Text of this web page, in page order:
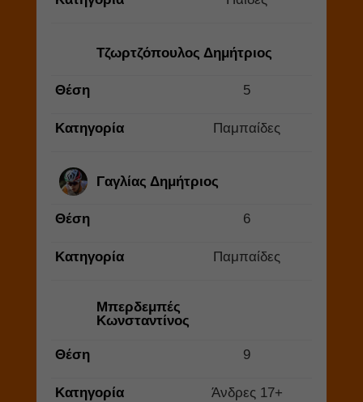
Τζωρτζόπουλος Δημήτριος
Θέση 5
Κατηγορία Παμπαίδες
Γαγλίας Δημήτριος
Θέση 6
Κατηγορία Παμπαίδες
Μπερδεμπές
Κωνσταντίνος
Θέση 9
Κατηγορία Άνδρες 17+